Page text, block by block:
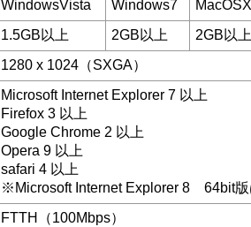
WindowsVista Windows7
1.5GB以上 2GB以上 2GB以上
1280 x 1024（SXGA）
Microsoft Internet Explorer 7 以上
Firefox 3 以上
Google Chrome 2 以上
Opera 9 以上
safari 4 以上
※Microsoft Internet Explorer 8 64bit版
FTTH（100Mbps）